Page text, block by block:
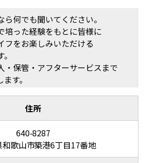
何でも聞いてください。
培った経験をもとに皆様に
フをお楽しみいただける
・保管・アフターサービスまで
す。
住所
640-8287
歌山市築港6丁目17番地